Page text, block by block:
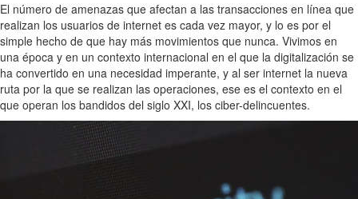
El número de amenazas que afectan a las transacciones en línea que
realizan los usuarios de internet es cada vez mayor, y lo es por el
simple hecho de que hay más movimientos que nunca. Vivimos en
una época y en un contexto internacional en el que la digitalización se
ha convertido en una necesidad imperante, y al ser internet la nueva
ruta por la que se realizan las operaciones, ese es el contexto en el
que operan los bandidos del siglo XXI, los ciber-delincuentes.